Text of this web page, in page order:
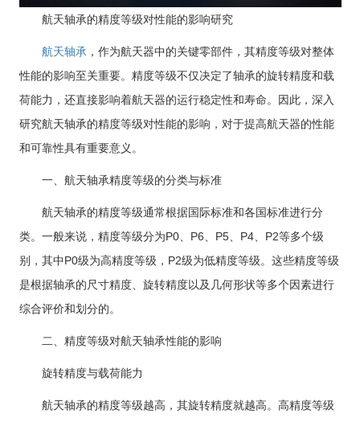
航天轴承的精度等级对性能的影响研究
航天轴承 ，作为航天器中的关键零部件，其精度等级对整体
性能的影响至关重要。精度等级不仅决定了轴承的旋转精度和载
荷能力，还直接影响着航天器的运行稳定性和寿命。因此，深入
研究航天轴承的精度等级对性能的影响，对于提高航天器的性能
和可靠性具有重要意义。
一、航天轴承精度等级的分类与标准
航天轴承的精度等级通常根据国际标准和各国标准进行分
类。一般来说，精度等级分为P0、P6、P5、P4、P2等多个级
别，其中P0级为高精度等级，P2级为低精度等级。这些精度等级
是根据轴承的尺寸精度、旋转精度以及几何形状等多个因素进行
综合评价和划分的。
二、精度等级对航天轴承性能的影响
旋转精度与载荷能力
航天轴承的精度等级越高，其旋转精度就越高。高精度等级